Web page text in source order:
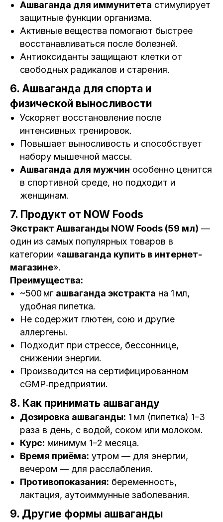
Ашваганда для иммунитета стимулирует
защитные функции организма.
Активные вещества помогают быстрее
восстанавливаться после болезней.
Антиоксиданты защищают клетки от
свободных радикалов и старения.
6. Ашваганда для спорта и
физической выносливости
Ускоряет восстановление после
интенсивных тренировок.
Повышает выносливость и способствует
набору мышечной массы.
Ашваганда для мужчин особенно ценится
в спортивной среде, но подходит и
женщинам.
7. Продукт от NOW Foods
Экстракт Ашваганды NOW Foods (59 мл) —
один из самых популярных товаров в
категории «ашваганда купить в интернет-
магазине».
Преимущества:
~500 мг ашваганда экстракта на 1 мл,
удобная пипетка.
Не содержит глютен, сою и другие
аллергены.
Подходит при стрессе, бессоннице,
снижении энергии.
Производится на сертифицированном
cGMP‑предприятии.
8. Как принимать ашваганду
Дозировка ашваганды: 1 мл (пипетка) 1–3
раза в день, с водой, соком или молоком.
Курс: минимум 1–2 месяца.
Время приёма: утром — для энергии,
вечером — для расслабления.
Противопоказания: беременность,
лактация, аутоиммунные заболевания.
9. Другие формы ашваганды